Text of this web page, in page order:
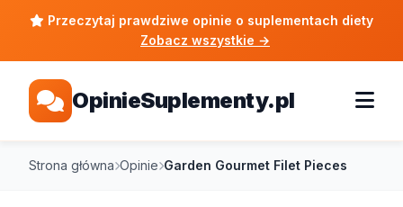
Przeczytaj prawdziwe opinie o suplementach diety
Zobacz wszystkie →
OpinieSuplementy.pl
Strona główna Opinie Garden Gourmet Filet Pieces